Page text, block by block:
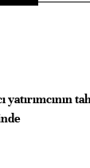
yatırımcının